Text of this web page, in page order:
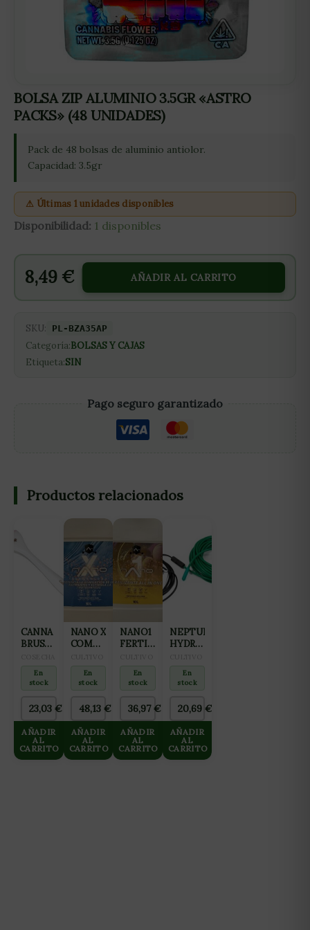
BOLSA ZIP ALUMINIO 3.5GR «ASTRO
PACKS» (48 UNIDADES)
Pack de 48 bolsas de aluminio antiolor.
Capacidad: 3.5gr
⚠ Últimas 1 unidades disponibles
Disponibilidad: 1 disponibles
8,49 € AÑADIR AL CARRITO
SKU: PL-BZA35AP
Categoría:BOLSAS Y CAJAS
Etiqueta:SIN
Pago seguro garantizado
Productos relacionados
CANNA
BRUSH
CORTE
En
stock
23,03 €
AÑADIR
AL
CARRITO
NANO X
COMPLEMENTO
HIDROPONÍA
BLANDAS
10L
En
stock
48,13 €
AÑADIR
AL
CARRITO
NANO1
FERTILIZANTE
ONE
(CRECIMIENTO
PREFLORACIÓN)
10L
En
stock
36,97€
AÑADIR
AL
CARRITO
NEPTUNE
HYDROPONICS
CALOR
60W
En
stock
20,69 €
AÑADIR
AL
CARRITO